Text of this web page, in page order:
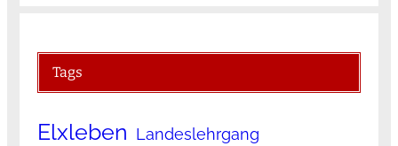
Tags
Elxleben Landeslehrgang